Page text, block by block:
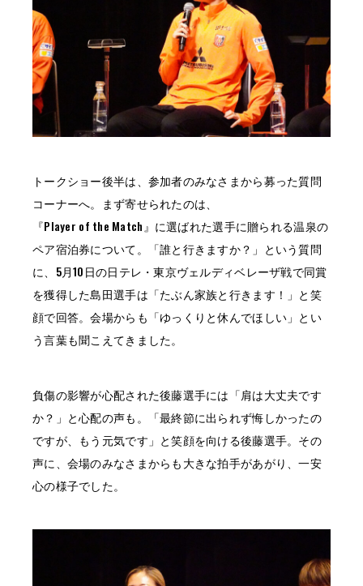
トークショー後半は、参加者のみなさまから募った質問
コーナーへ。まず寄せられたのは、
『Player of the Match』に選ばれた選手に贈られる温泉の
ペア宿泊券について。「誰と行きますか？」という質問
に、5月10日の日テレ・東京ヴェルディベレーザ戦で同賞
を獲得した島田選手は「たぶん家族と行きます！」と笑
顔で回答。会場からも「ゆっくりと休んでほしい」とい
う言葉も聞こえてきました。
負傷の影響が心配された後藤選手には「肩は大丈夫です
か？」と心配の声も。「最終節に出られず悔しかったの
ですが、もう元気です」と笑顔を向ける後藤選手。その
声に、会場のみなさまからも大きな拍手があがり、一安
心の様子でした。